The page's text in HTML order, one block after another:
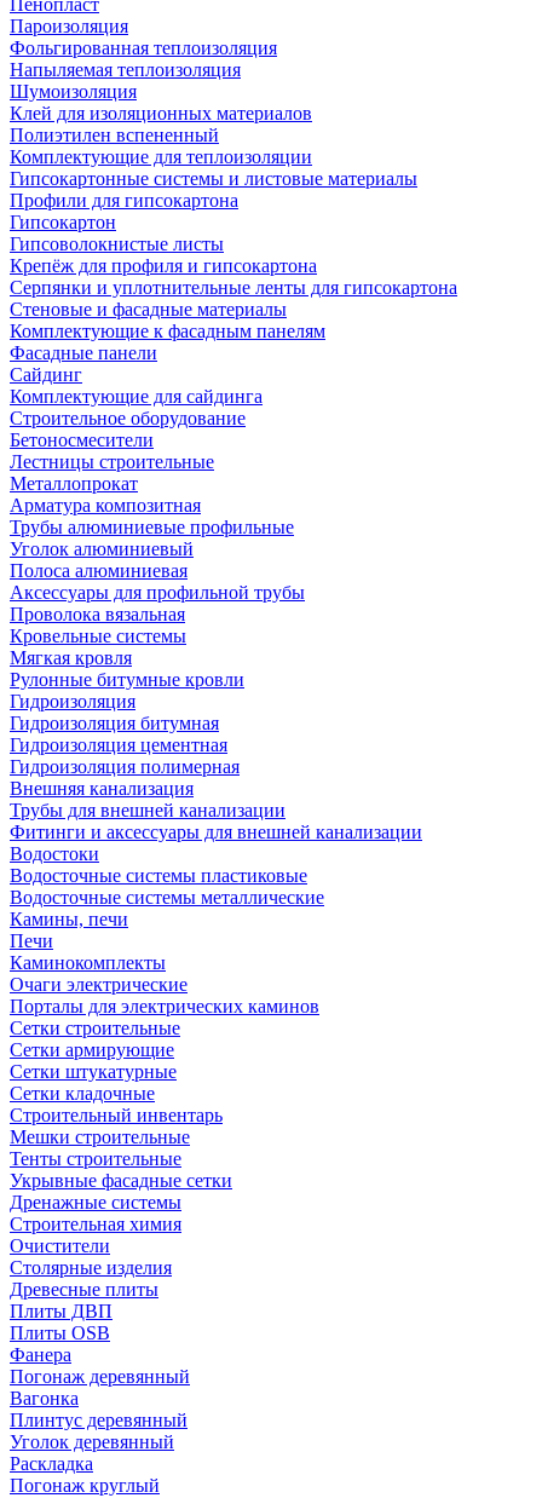
Пенопласт
Пароизоляция
Фольгированная теплоизоляция
Напыляемая теплоизоляция
Шумоизоляция
Клей для изоляционных материалов
Полиэтилен вспененный
Комплектующие для теплоизоляции
Гипсокартонные системы и листовые материалы
Профили для гипсокартона
Гипсокартон
Гипсоволокнистые листы
Крепёж для профиля и гипсокартона
Серпянки и уплотнительные ленты для гипсокартона
Стеновые и фасадные материалы
Комплектующие к фасадным панелям
Фасадные панели
Сайдинг
Комплектующие для сайдинга
Строительное оборудование
Бетоносмесители
Лестницы строительные
Металлопрокат
Арматура композитная
Трубы алюминиевые профильные
Уголок алюминиевый
Полоса алюминиевая
Аксессуары для профильной трубы
Проволока вязальная
Кровельные системы
Мягкая кровля
Рулонные битумные кровли
Гидроизоляция
Гидроизоляция битумная
Гидроизоляция цементная
Гидроизоляция полимерная
Внешняя канализация
Трубы для внешней канализации
Фитинги и аксессуары для внешней канализации
Водостоки
Водосточные системы пластиковые
Водосточные системы металлические
Камины, печи
Печи
Каминокомплекты
Очаги электрические
Порталы для электрических каминов
Сетки строительные
Сетки армирующие
Сетки штукатурные
Сетки кладочные
Строительный инвентарь
Мешки строительные
Тенты строительные
Укрывные фасадные сетки
Дренажные системы
Строительная химия
Очистители
Столярные изделия
Древесные плиты
Плиты ДВП
Плиты OSB
Фанера
Погонаж деревянный
Вагонка
Плинтус деревянный
Уголок деревянный
Раскладка
Погонаж круглый